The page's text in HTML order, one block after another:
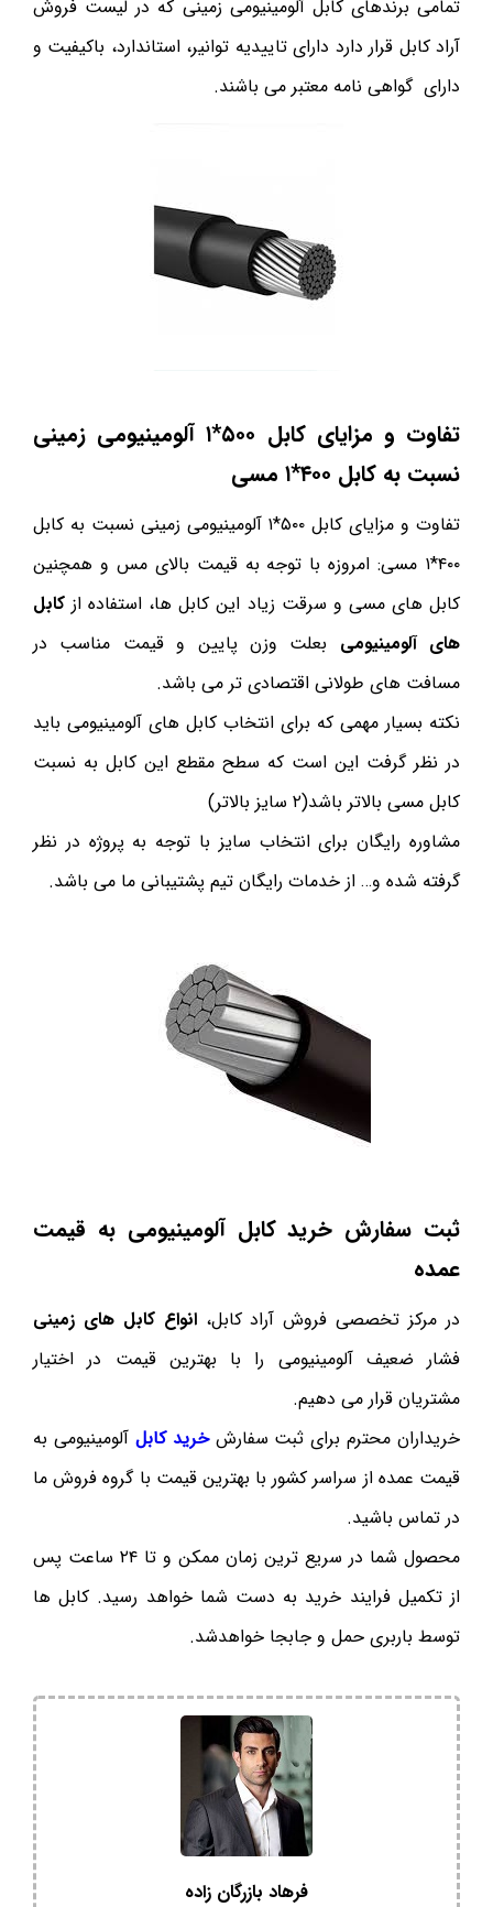
تمامی برندهای کابل آلومینیومی زمینی که در لیست فروش
آراد کابل قرار دارد دارای تاییدیه توانیر، استاندارد، باکیفیت و
دارای گواهی نامه معتبر می باشند.
تفاوت و مزایای کابل ۵۰۰*۱
آلومینیومی زمینی
نسبت به کابل ۴۰۰*۱ مسی
تفاوت و مزایای کابل ۵۰۰*۱ آلومینیومی زمینی نسبت به کابل
۴۰۰*۱ مسی: امروزه با توجه به قیمت بالای مس و همچنین
کابل های مسی و سرقت زیاد این کابل ها، استفاده از کابل
های آلومینیومی بعلت وزن پایین و قیمت مناسب در
مسافت های طولانی اقتصادی تر می باشد.
نکته بسیار مهمی که برای انتخاب کابل های آلومینیومی باید
در نظر گرفت این است که سطح مقطع این کابل به نسبت
کابل مسی بالاتر باشد(۲ سایز بالاتر)
مشاوره رایگان برای انتخاب سایز با توجه به پروژه در نظر
گرفته شده و… از خدمات رایگان تیم پشتیبانی ما می باشد.
ثبت سفارش خرید کابل آلومینیومی به قیمت
عمده
در مرکز تخصصی فروش آراد کابل،انواع کابل های زمینی
فشار ضعیف آلومینیومی را با بهترین قیمت در اختیار
مشتریان قرار می دهیم.
خریداران محترم برای ثبت سفارشخرید کابل آلومینیومی به
قیمت عمده از سراسر کشور با بهترین قیمت با گروه فروش ما
در تماس باشید.
محصول شما در سریع ترین زمان ممکن و تا ۲۴ ساعت پس
از تکمیل فرایند خرید به دست شما خواهد رسید. کابل ها
توسط باربری حمل و جابجا خواهدشد.
فرهاد بازرگان زاده